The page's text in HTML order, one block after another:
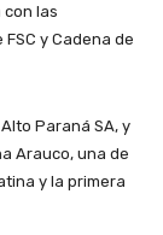
con las
y Cadena de
Paraná SA, y
Arauco, una de
y la primera